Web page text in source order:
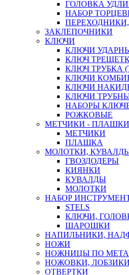
ГОЛОВКА
НАБОР
ЗАКЛЕПОЧНИКИ
КЛЮЧИ
КЛЮЧИ
КЛЮЧ
КЛЮЧ ТРУБКА
КЛЮЧИ
КЛЮЧИ
КЛЮЧИ
НАБОРЫ
РОЖКОВЫЕ
МЕТЧИКИ - ПЛАШКИ
МЕТЧИКИ
ПЛАШКА
МОЛОТКИ,
ГВОЗДОДЕРЫ
КИЯНКИ
КУВАЛДЫ
МОЛОТКИ
НАБОР
STELS
КЛЮЧИ,
ШАРОШКИ
НАПИЛЬНИКИ,
НОЖИ
НОЖНИЦЫ ПО
НОЖОВКИ,
ОТВЕРТКИ